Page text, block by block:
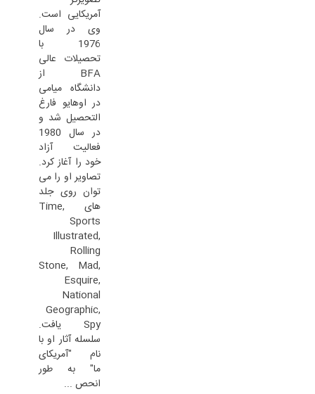
آمریکایی است.
وی در سال
1976 با
تحصیلات عالی
BFA از
دانشگاه میامی
در اوهایو فارغ
التحصیل شد و
در سال 1980
فعالیت آزاد
خود را آغاز کرد.
تصاویر او را می
توان روی جلد
های Time,
Sports
Illustrated,
Rolling
Stone, Mad,
Esquire,
National
Geographic,
Spy یافت.
سلسله آثار او با
نام "آمریکای
ما" به طور
انحص ...